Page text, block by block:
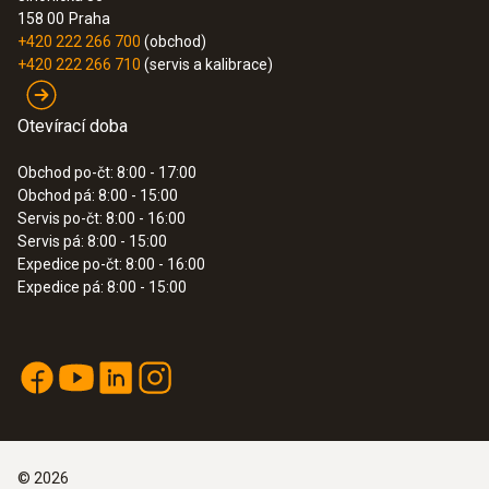
Intuitivní: jasně strukturované menu měření
pro objemový průtok a paralelní měření
rychlosti proudění, objemového průtoku,
25,790.00 Kč
158 00 Praha
+420 222 266 700 (obchod)
+420 222 266 710 (servis a kalibrace)
Otevírací doba
Obchod po-čt: 8:00 - 17:00
Obchod pá: 8:00 - 15:00
Servis po-čt: 8:00 - 16:00
Servis pá: 8:00 - 15:00
Expedice po-čt: 8:00 - 16:00
Expedice pá: 8:00 - 15:00
© 2026